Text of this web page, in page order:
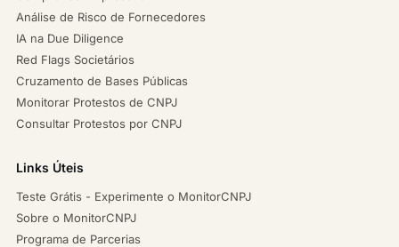
Análise de Risco de Fornecedores
IA na Due Diligence
Red Flags Societários
Cruzamento de Bases Públicas
Monitorar Protestos de CNPJ
Consultar Protestos por CNPJ
Links Úteis
Teste Grátis - Experimente o MonitorCNPJ
Sobre o MonitorCNPJ
Programa de Parcerias